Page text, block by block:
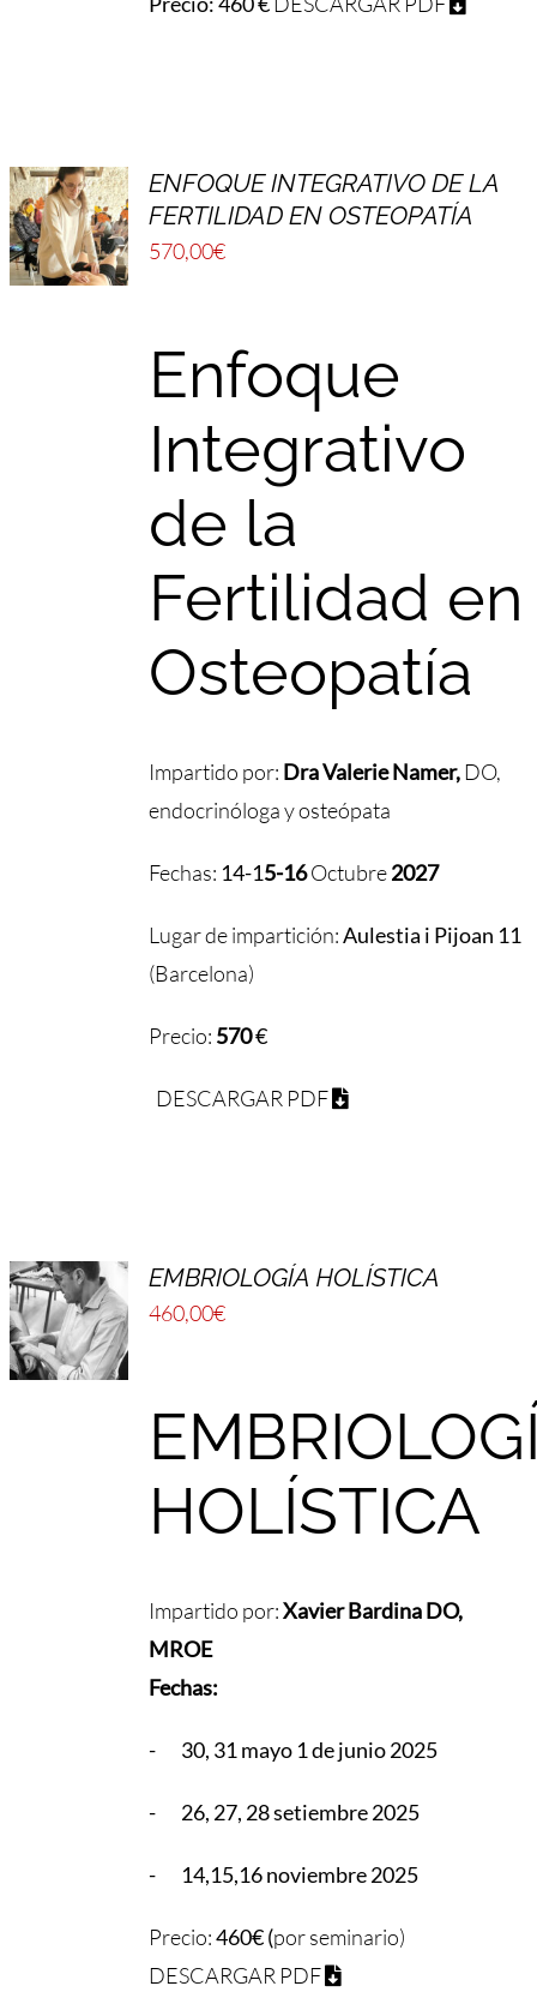
ENFOQUE INTEGRATIVO DE LA
FERTILIDAD EN OSTEOPATÍA
570,00€
Enfoque
Integrativo
de la
Fertilidad en
Osteopatía
Impartido por: Dra Valerie Namer,DO,
endocrinóloga y osteópata
Fechas: 14-15-16Octubre2027
Lugar de impartición:Aulestia i Pijoan 11
(Barcelona)
Precio: 570€
DESCARGAR PDF
EMBRIOLOGÍA HOLÍSTICA
460,00€
HOLÍSTICA
Impartido por:Xavier Bardina DO,
MROE
Fechas:
- 30, 31 mayo 1 de junio 2025
- 26, 27, 28 setiembre 2025
- 14,15,16 noviembre 2025
Precio:460€ (por seminario)
DESCARGAR PDF